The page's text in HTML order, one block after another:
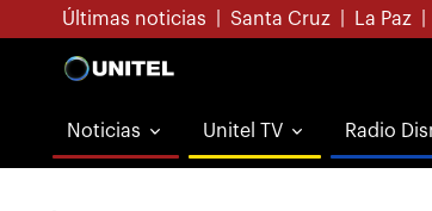
Últimas noticias Santa Cruz La Paz
Noticias Unitel TV Radio